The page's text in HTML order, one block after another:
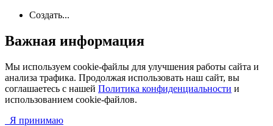
Создать...
Важная информация
Мы используем cookie-файлы для улучшения работы сайта и
анализа трафика. Продолжая использовать наш сайт, вы
соглашаетесь с нашей Политика конфиденциальности и
использованием cookie-файлов.
Я принимаю